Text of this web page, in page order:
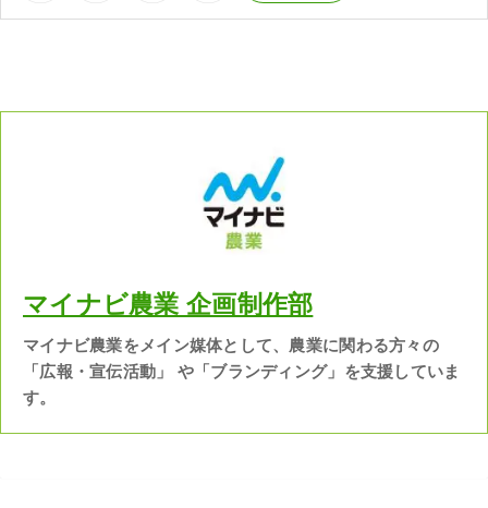
マイナビ農業 企画制作部
マイナビ農業をメイン媒体として、農業に関わる方々の
「広報・宣伝活動」 や「ブランディング」を支援していま
す。